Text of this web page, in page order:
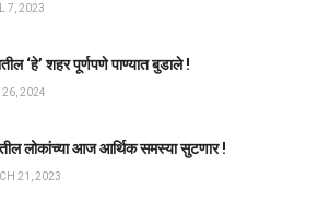
7, 2023
‘हे’ शहर पूर्णपणे पाण्यात बुडाले !
26, 2024
लोकांच्या आज आर्थिक समस्या सुटणार !
21, 2023